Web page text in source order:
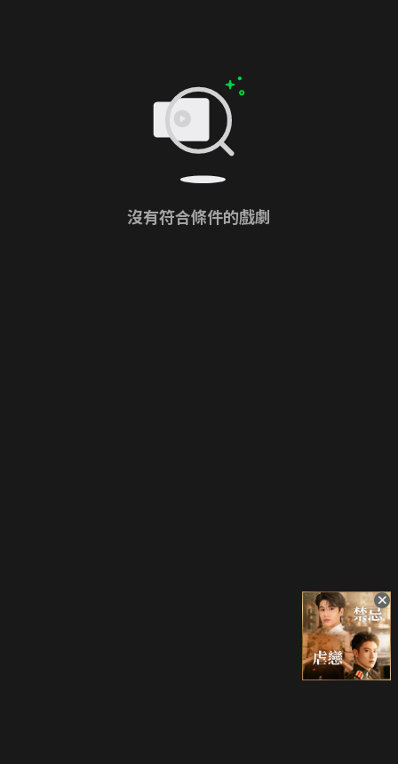
沒有符合條件的戲劇